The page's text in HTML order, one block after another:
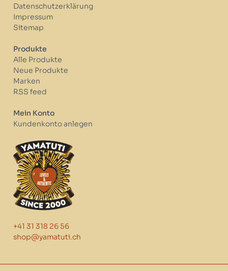
Datenschutzerklärung
Impressum
Sitemap
Produkte
Alle Produkte
Neue Produkte
Marken
RSS feed
Mein Konto
Kundenkonto anlegen
+41 31 318 26 56
shop@yamatuti.ch